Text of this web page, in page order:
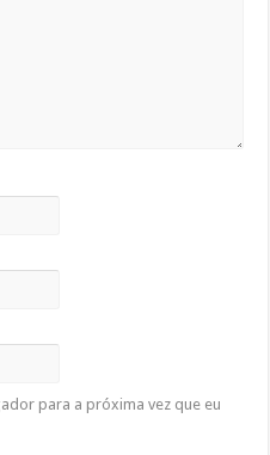
para a próxima vez que eu